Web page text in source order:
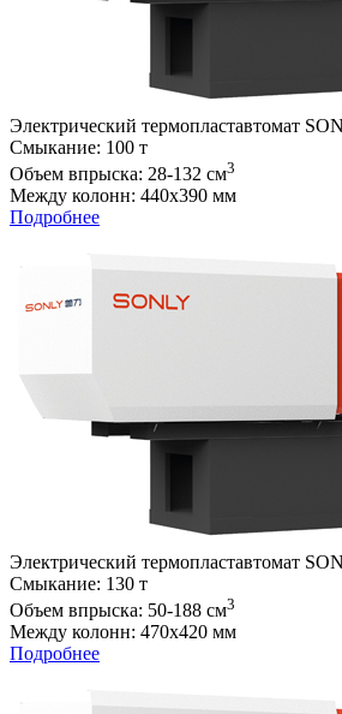
Электрический термопластавтомат
Cмыкание: 100 т
Объем впрыска: 28-132 см3
Между колонн: 440х390 мм
Подробнее
Электрический термопластавтомат
Cмыкание: 130 т
Объем впрыска: 50-188 см3
Между колонн: 470х420 мм
Подробнее